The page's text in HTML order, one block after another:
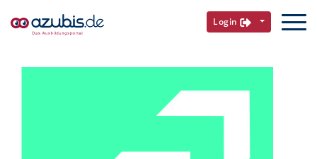
Login